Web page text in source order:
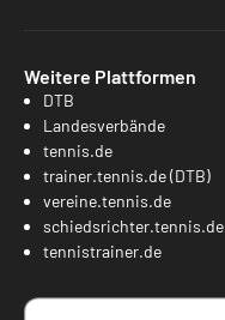
Weitere Plattformen
DTB
Landesverbände
tennis.de
trainer.tennis.de (DTB)
vereine.tennis.de
schiedsrichter.tennis.de
tennistrainer.de